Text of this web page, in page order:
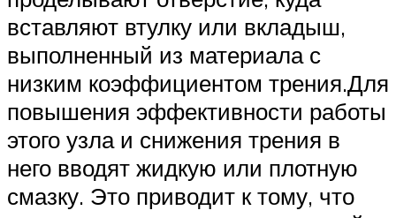
вставляют втулку или вкладыш,
выполненный из материала с
низким коэффициентом трения.Для
повышения эффективности работы
этого узла и снижения трения в
него вводят жидкую или плотную
смазку. Это приводит к тому, что